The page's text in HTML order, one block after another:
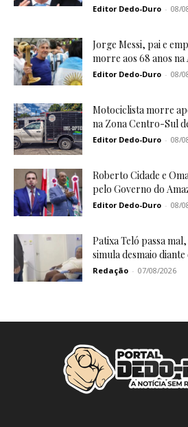
Editor Dedo-Duro - 08/
Jorge Messi, pai e
morre aos 68 anos
Editor Dedo-Duro - 08/
Motociclista morre
na Zona Centro-Sul
Editor Dedo-Duro - 08/
Roberto Cidade e
pelo Governo do
Editor Dedo-Duro - 08/
Patixa Teló passa
simula desmaio
Redação - 07/08/2026